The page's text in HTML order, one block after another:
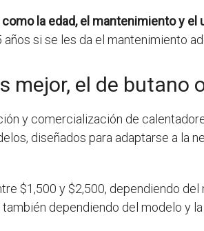
la edad, el mantenimiento y el
si se les da el mantenimiento
mejor, el de butano
y comercialización de
diseñados para adaptarse a la
$1,500 y $2,500, dependiendo del
dependiendo del modelo y la